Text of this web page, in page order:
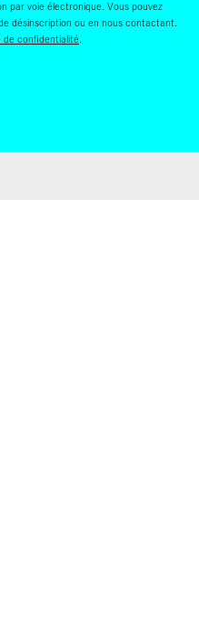
par voie électronique. Vous pouvez
désinscription ou en nous contactant.
de confidentialité.